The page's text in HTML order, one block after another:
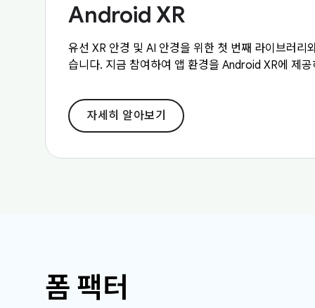
Android XR
유선 XR 안경 및 AI 안경을 위한 첫 번째 라이브러
습니다. 지금 참여하여 앱 환경을 Android XR에 제
자세히 알아보기
폼 팩터